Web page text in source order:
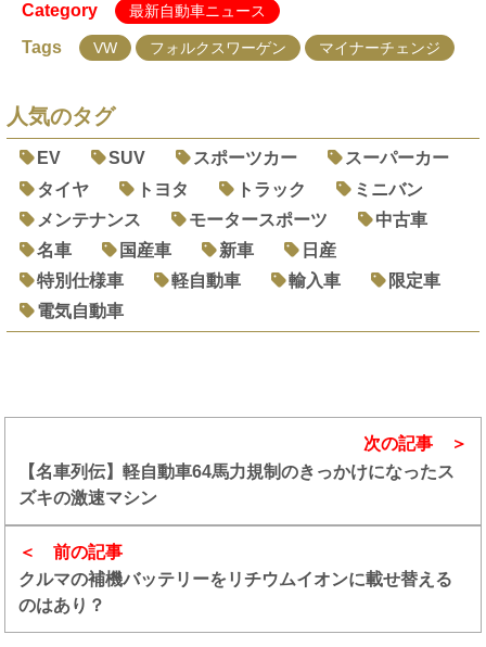
Category 最新自動車ニュース
Tags VW フォルクスワーゲン マイナーチェンジ
人気のタグ
EV SUV スポーツカー
スーパーカー
タイヤ
トヨタ トラック
ミニバン
メンテナンス
モータースポーツ
中古車
名車
国産車 新車
日産
特別仕様車
軽自動車 輸入車
限定車
電気自動車
前の記事
クルマの補機バッテリーをリチウムイオンに載せ替える
のはあり？
次の記事
【名車列伝】軽自動車64馬力規制のきっかけになったス
ズキの激速マシン